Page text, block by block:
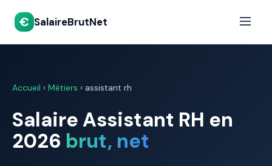
€ SalaireBrutNet
Accueil › Métiers › assistant rh
Salaire Assistant RH en
2026 brut, net